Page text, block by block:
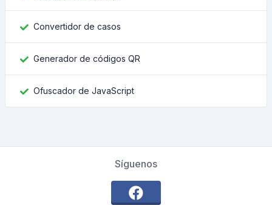
Convertidor de casos
Generador de códigos QR
Ofuscador de JavaScript
Síguenos